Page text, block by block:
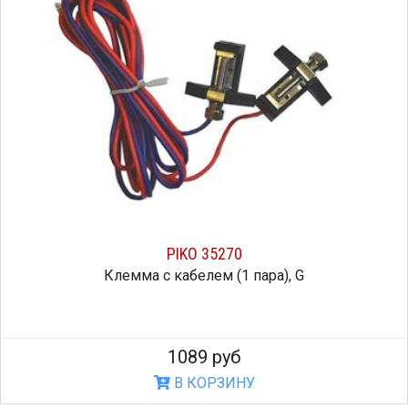
PIKO 35270
Клемма с кабелем (1 пара), G
1089 руб
В КОРЗИНУ